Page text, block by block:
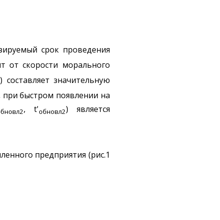
срок проведения
от скорости морального
) составляет значительную
быстром появлении на
, t'обновл2) является
предприятия (рис.1